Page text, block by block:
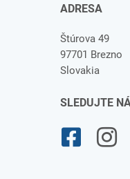
ADRESA
Štúrova 49
97701 Brezno
Slovakia
SLEDUJTE